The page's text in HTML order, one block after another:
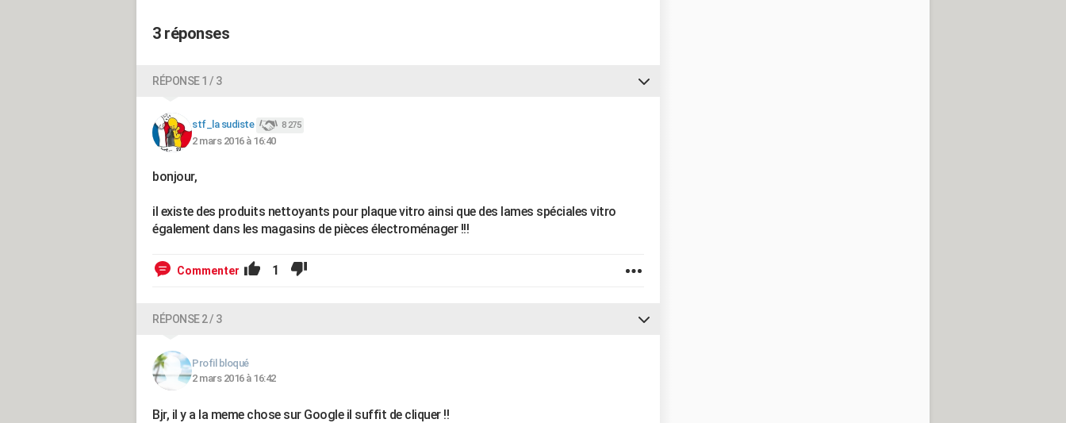
3 réponses
RÉPONSE 1 / 3
stf_la sudiste 8 275
2 mars 2016 à 16:40
bonjour,
il existe des produits nettoyants pour plaque vitro ainsi que des lames spéciales vitro
également dans les magasins de pièces électroménager !!!
Commenter 1
RÉPONSE 2 / 3
Profil bloqué
2 mars 2016 à 16:42
Bjr, il y a la meme chose sur Google il suffit de cliquer !!